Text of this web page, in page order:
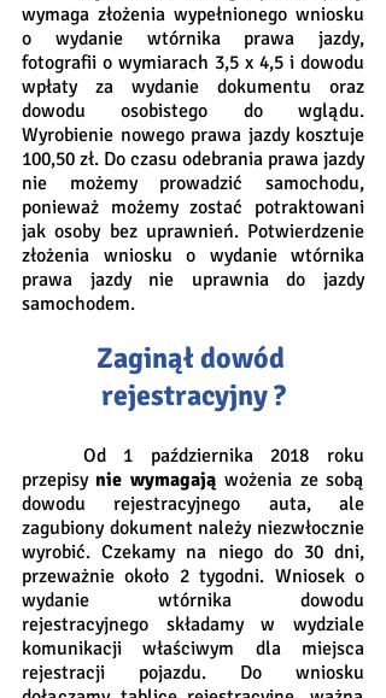
wymaga złożenia wypełnionego wniosku
o wydanie wtórnika prawa jazdy,
fotografii o wymiarach 3,5 x 4,5 i dowodu
wpłaty za wydanie dokumentu oraz
dowodu osobistego do wglądu.
Wyrobienie nowego prawa jazdy kosztuje
100,50 zł. Do czasu odebrania prawa jazdy
nie możemy prowadzić samochodu,
ponieważ możemy zostać potraktowani
jak osoby bez uprawnień. Potwierdzenie
złożenia wniosku o wydanie wtórnika
prawa jazdy nie uprawnia do jazdy
samochodem.
Zaginął dowód
rejestracyjny ?
przepisy nie wymagają wożenia ze sobą
dowodu rejestracyjnego auta, ale
zagubiony dokument należy niezwłocznie
wyrobić. Czekamy na niego do 30 dni,
przeważnie około 2 tygodni. Wniosek o
wydanie wtórnika dowodu
rejestracyjnego składamy w wydziale
komunikacji właściwym dla miejsca
rejestracji pojazdu. Do wniosku